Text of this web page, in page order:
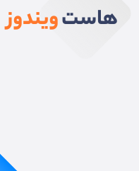
هاستویندوز